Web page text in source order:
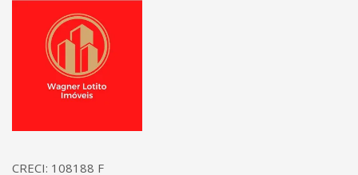
Página inicial
CRECI: 108188 F